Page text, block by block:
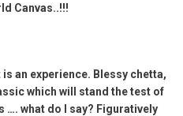
Canvas..!!!
an experience. Blessy chetta,
which will stand the test of
…. what do I say? Figuratively